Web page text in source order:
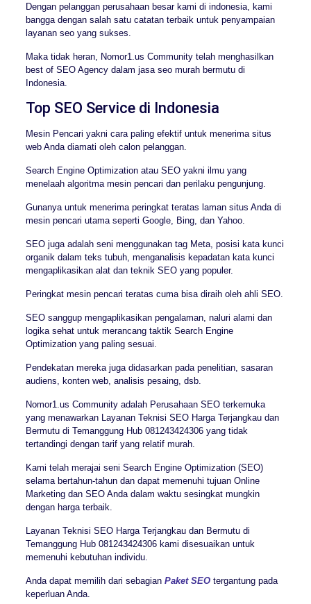
Dengan pelanggan perusahaan besar kami di indonesia, kami
bangga dengan salah satu catatan terbaik untuk penyampaian
layanan seo yang sukses.
Maka tidak heran, Nomor1.us Community telah menghasilkan
best of SEO Agency dalam jasa seo murah bermutu di
Indonesia.
Top SEO Service di Indonesia
Mesin Pencari yakni cara paling efektif untuk menerima situs
web Anda diamati oleh calon pelanggan.
Search Engine Optimization atau SEO yakni ilmu yang
menelaah algoritma mesin pencari dan perilaku pengunjung.
Gunanya untuk menerima peringkat teratas laman situs Anda di
mesin pencari utama seperti Google, Bing, dan Yahoo.
SEO juga adalah seni menggunakan tag Meta, posisi kata kunci
organik dalam teks tubuh, menganalisis kepadatan kata kunci
mengaplikasikan alat dan teknik SEO yang populer.
Peringkat mesin pencari teratas cuma bisa diraih oleh ahli SEO.
SEO sanggup mengaplikasikan pengalaman, naluri alami dan
logika sehat untuk merancang taktik Search Engine
Optimization yang paling sesuai.
Pendekatan mereka juga didasarkan pada penelitian, sasaran
audiens, konten web, analisis pesaing, dsb.
Nomor1.us Community adalah Perusahaan SEO terkemuka
yang menawarkan Layanan Teknisi SEO Harga Terjangkau dan
Bermutu di Temanggung Hub 081243424306 yang tidak
tertandingi dengan tarif yang relatif murah.
Kami telah merajai seni Search Engine Optimization (SEO)
selama bertahun-tahun dan dapat memenuhi tujuan Online
Marketing dan SEO Anda dalam waktu sesingkat mungkin
dengan harga terbaik.
Layanan Teknisi SEO Harga Terjangkau dan Bermutu di
Temanggung Hub 081243424306 kami disesuaikan untuk
memenuhi kebutuhan individu.
Anda dapat memilih dari sebagian Paket SEOtergantung pada
keperluan Anda.